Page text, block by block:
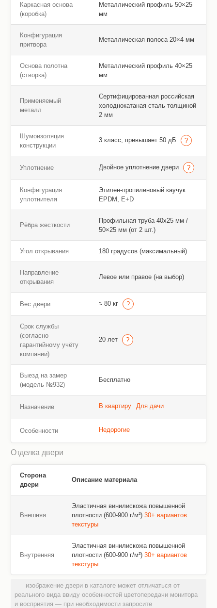
Каркасная основа
(коробка)
Металлический профиль 50×25
мм
Конфигурация
притвора
Металлическая полоса 20×4 мм
Основа полотна
(створка)
Металлический профиль 40×25
мм
Применяемый
металл
Сертифицированная российская
холоднокатаная сталь толщиной
2 мм
Шумоизоляция
конструкции
3 класс, превышает 50 дБ
Уплотнение Двойное уплотнение двери
Конфигурация
уплотнителя
Этилен-пропиленовый каучук
EPDM, E+D
Рёбра жесткости
Профильная труба 40х25 мм /
50×25 мм (от 2 шт.)
Угол открывания 180 градусов (максимальный)
Направление
открывания
Левое или правое (на выбор)
Вес двери ≈ 80 кг
Срок службы
(согласно
гарантийному учёту
компании)
20 лет
Выезд на замер
(модель №932)
Бесплатно
Назначение В квартиру Для дачи
Особенности Недорогие
Отделка двери
Сторона
двери
Описание материала
Внешняя
Эластичная винилискожа повышенной
плотности (600-900 г/м²) 30+ вариантов
текстуры
Внутренняя
Эластичная винилискожа повышенной
плотности (600-900 г/м²) 30+ вариантов
текстуры
изображение двери в каталоге может отличаться от
реального вида ввиду особенностей цветопередачи монитора
и восприятия — при необходимости запросите